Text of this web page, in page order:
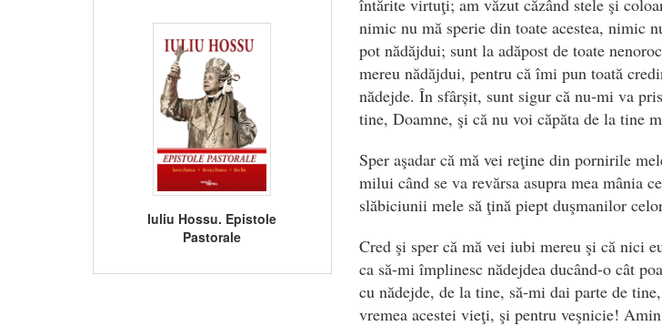
Iuliu Hossu. Epistole
Pastorale
nimic nu mă sperie din toate acestea, nimic
pot nădăjdui; sunt la adăpost de toate
mereu nădăjdui, pentru că îmi pun toată
nădejde. În sfârșit, sunt sigur că nu-mi va
tine, Doamne, şi că nu voi căpăta de la tine
Sper aşadar că mă vei reţine din pornirile
milui când se va revărsa asupra mea mânia
slăbiciunii mele să ţină piept duşmanilor
Cred şi sper că mă vei iubi mereu şi că nici
ca să-mi împlinesc nădejdea ducând-o cât
cu nădejde, de la tine, să-mi dai parte de
vremea acestei vieţi, şi pentru veşnicie!